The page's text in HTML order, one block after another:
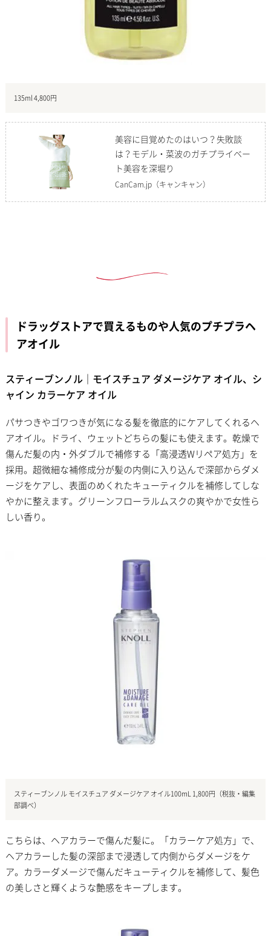
135ml 4,800円
美容に目覚めたのはいつ？失敗談
は？モデル・菜波のガチプライベー
ト美容を深堀り
CanCam.jp （キャンキャン）
ドラッグストアで買えるものや人気のプチプラヘ
アオイル
スティーブンノル｜モイスチュア ダメージケア オイル、シ
ャイン カラーケア オイル
パサつきやゴワつきが気になる髪を徹底的にケアしてくれるヘ
アオイル。ドライ、ウェットどちらの髪にも使えます。乾燥で
傷んだ髪の内・外ダブルで補修する「高浸透Wリペア処方」を
採用。超微細な補修成分が髪の内側に入り込んで深部からダメ
ージをケアし、表面のめくれたキューティクルを補修してしな
やかに整えます。グリーンフローラルムスクの爽やかで女性ら
しい香り。
スティーブンノル モイスチュア ダメージケア オイル100mL 1,800円（税抜・編集
部調べ）
こちらは、ヘアカラーで傷んだ髪に。「カラーケア処方」で、
ヘアカラーした髪の深部まで浸透して内側からダメージをケ
ア。カラーダメージで傷んだキューティクルを補修して、髪色
の美しさと輝くような艶感をキープします。